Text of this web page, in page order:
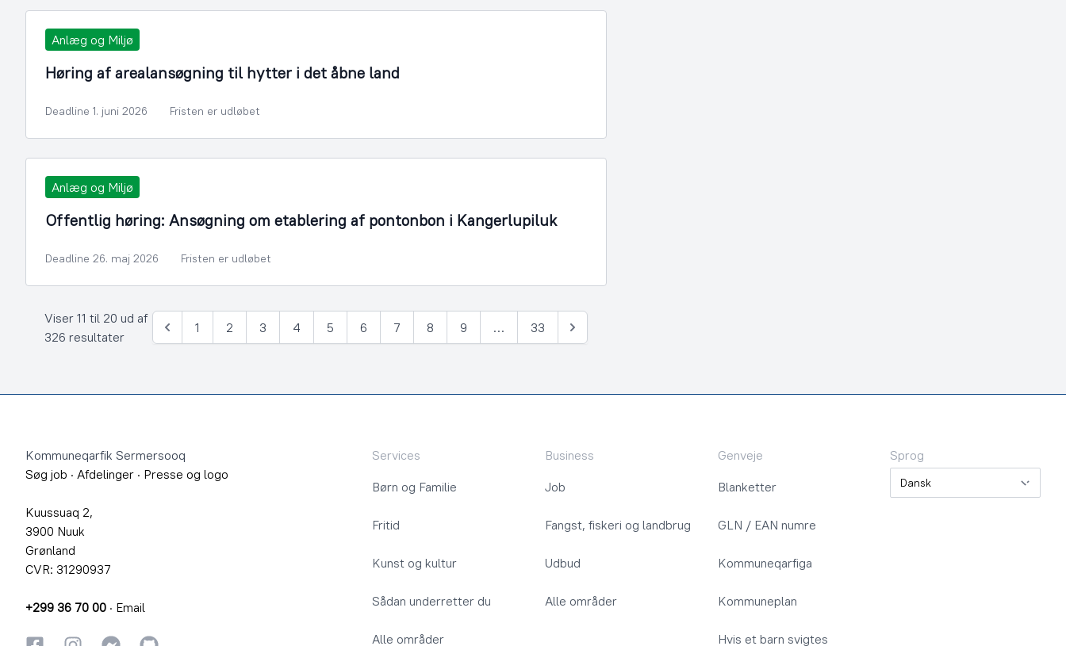
Anlæg og Miljø
Høring af arealansøgning til hytter i det åbne land
Deadline 1. juni 2026 Fristen er udløbet
Anlæg og Miljø
Offentlig høring: Ansøgning om etablering af pontonbon i Kangerlupiluk
Deadline 26. maj 2026 Fristen er udløbet
Viser 11 til 20 ud af
326 resultater
Forrige
1 2 3 4 5 6 7 8 9 … 33
Næste
Kommuneqarfik Sermersooq
Søg job · Afdelinger · Presse og logo
Kuussuaq 2,
3900 Nuuk
Grønland
CVR: 31290937
+299 36 70 00 · Email
Services
Børn og Familie
Fritid
Kunst og kultur
Sådan underretter du
Alle områder
Business
Job
Fangst, fiskeri og landbrug
Udbud
Alle områder
Genveje
Blanketter
GLN / EAN numre
Kommuneqarfiga
Kommuneplan
Hvis et barn svigtes
Sprog
Sprog